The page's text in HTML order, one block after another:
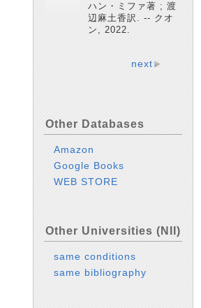
ハン・ミファ著 ; 渡
辺麻土香訳. -- クオ
ン, 2022.
next
Other Databases
Amazon
Google Books
WEB STORE
Other Universities (NII)
same conditions
same bibliography